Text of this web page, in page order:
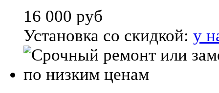
16 000 руб
Установка со скидкой: у